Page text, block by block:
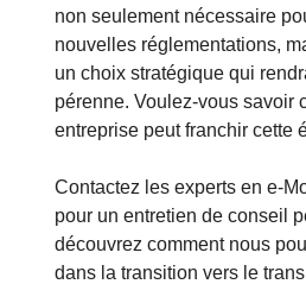
non seulement nécessaire
nouvelles réglementations,
un choix stratégique qui
pérenne. Voulez-vous savoir
entreprise peut franchir cette
Contactez les experts en e-
pour un entretien de conseil
découvrez comment nous
dans la transition vers le